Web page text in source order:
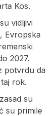
Kos.
vidljivi
Evropska
2027.
potvrdu da
rok.
su
su primile